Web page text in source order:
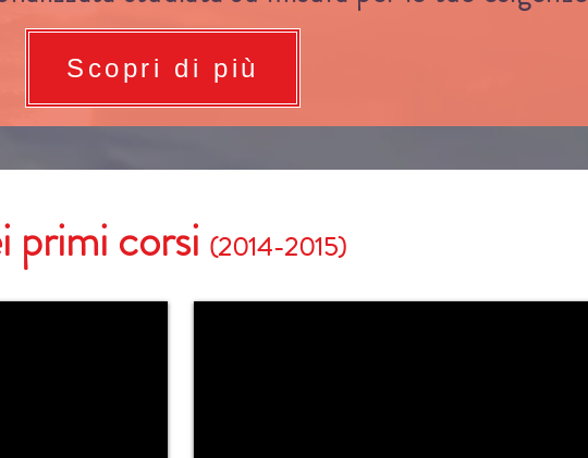
Scopri di più
primi corsi (2014-2015)